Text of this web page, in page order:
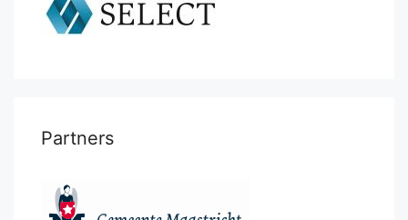
Partners